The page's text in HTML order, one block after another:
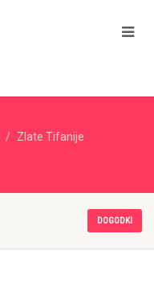
Zlate Tifanije
DOGODKI